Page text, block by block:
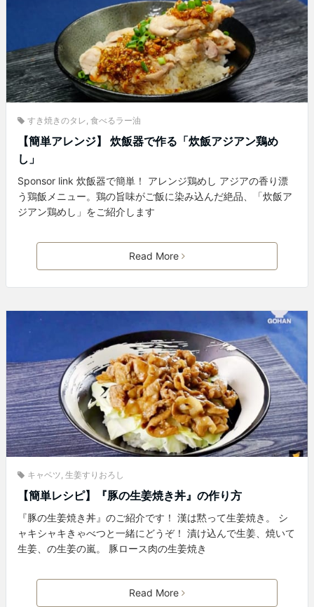
すき焼きのタレ, 食べるラー油
【簡単アレンジ】 炊飯器で作る「炊飯アジアン鶏め
し」
Sponsor link 炊飯器で簡単！ アレンジ鶏めし アジアの香り漂
う鶏飯メニュー。鶏の旨味がご飯に染み込んだ絶品、「炊飯ア
ジアン鶏めし」をご紹介します
Read More
キャベツ 生姜すりおろし
【簡単レシピ】『豚の生姜焼き丼』の作り方
『豚の生姜焼き丼』のご紹介です！ 漢は黙って生姜焼き。 シ
ャキシャキきゃべつと一緒にどうぞ！ 漬け込んで生姜、焼いて
生姜、の生姜の嵐。 豚ロース肉の生姜焼き
Read More